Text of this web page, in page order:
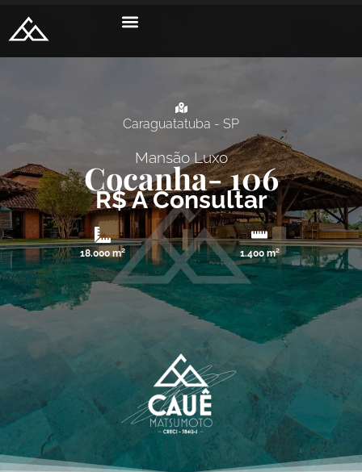
Caraguatatuba - SP
Mansão Luxo
Cocanha- 106
R$ A Consultar
18.000 m² 1.400 m²